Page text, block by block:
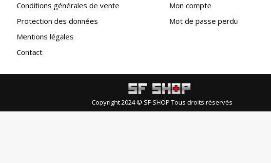
Conditions générales de vente
Protection des données
Mentions légales
Contact
Mon compte
Mot de passe perdu
Copyright 2024 © SF-SHOP Tous droits réservés